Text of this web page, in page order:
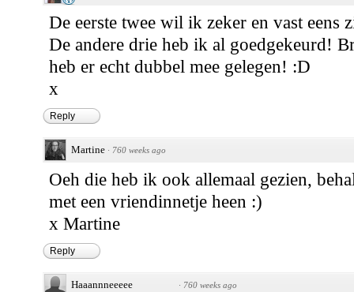
De eerste twee wil ik zeker en vast eens
De andere drie heb ik al goedgekeurd!
heb er echt dubbel mee gelegen! :D
x
Reply
Martine · 760 weeks ago
Oeh die heb ik ook allemaal gezien,
met een vriendinnetje heen :)
x Martine
Reply
Haaannneeeee · 760 weeks ago